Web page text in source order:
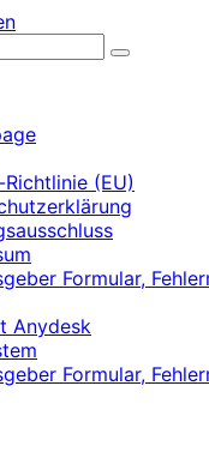
mit Dialyse
(EU)
Formular,
Anydesk
Formular,